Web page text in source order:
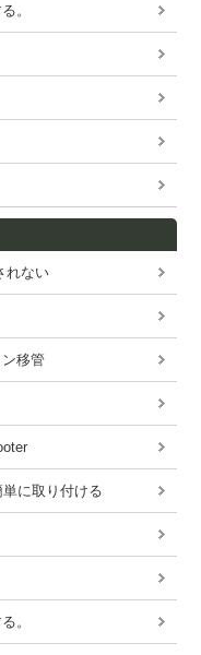
。
れない
移管
に取り付ける
。